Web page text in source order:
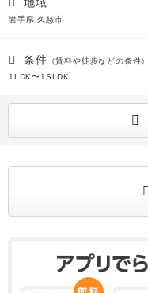
岩手県 久慈市
条件 （賃料や徒歩などの条件）
1LDK〜1SLDK